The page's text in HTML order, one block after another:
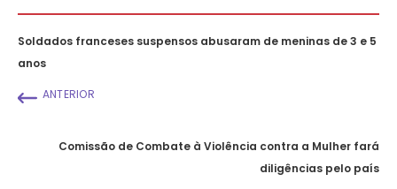
Soldados franceses suspensos abusaram de meninas de 3 e 5
anos
ANTERIOR
Comissão de Combate à Violência contra a Mulher fará
diligências pelo país